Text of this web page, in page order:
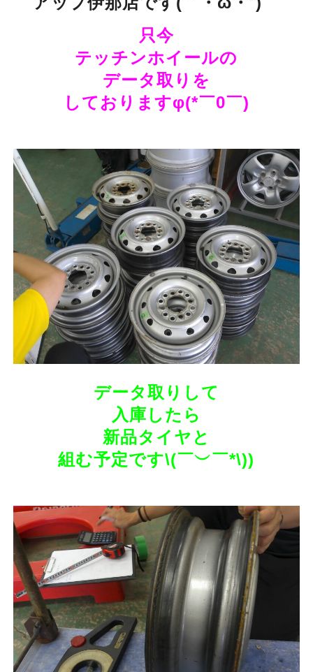
只今
テッチンホイールの
データ取りを
しておりますφ(*￣0￣)
データ取りして
入庫したら
新品タイヤと
組む予定です\(￣︶￣*\))